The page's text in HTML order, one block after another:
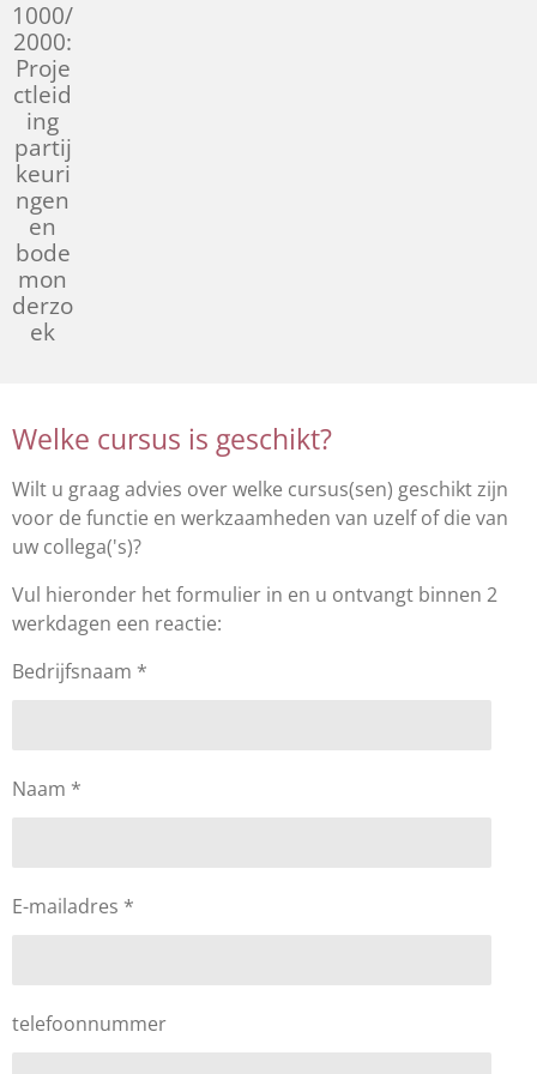
1000/
2000:
Proje
ctleid
ing
partij
keuri
ngen
en
bode
mon
derzo
ek
Welke cursus is geschikt?
Wilt u graag advies over welke cursus(sen) geschikt zijn
voor de functie en werkzaamheden van uzelf of die van
uw collega('s)?
Vul hieronder het formulier in en u ontvangt binnen 2
werkdagen een reactie:
Bedrijfsnaam *
Naam *
E-mailadres *
telefoonnummer